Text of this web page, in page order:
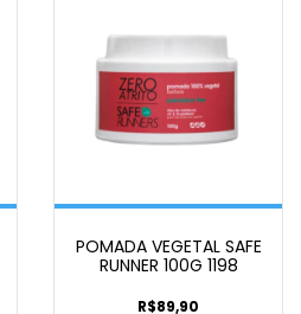
POMADA VEGETAL SAFE
RUNNER 100G 1198
R$89,90